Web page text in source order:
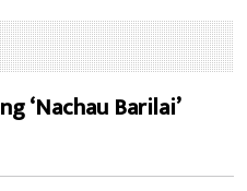
‘Nachau Barilai’